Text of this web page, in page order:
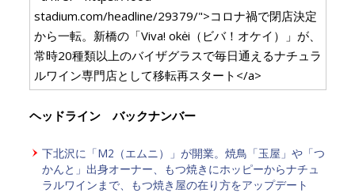
stadium.com/headline/29379/">コロナ禍で閉店決定
から一転。新橋の「Viva! okėi（ビバ！オケイ）」が、
常時20種類以上のバイザグラスで毎日通えるナチュラ
ルワイン専門店として移転再スタート</a>
ヘッドライン バックナンバー
下北沢に「M2（エムニ）」が開業。焼鳥「玉屋」や「つ
かんと」出身オーナー、もつ焼きにホッピーからナチュ
ラルワインまで、もつ焼き屋の在り方をアップデート